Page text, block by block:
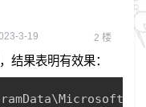
3-19 2 楼
结果表明有效果：
\Microsoft
Copy